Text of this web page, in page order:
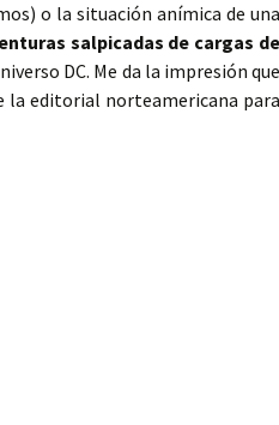
o la situación anímica de una
salpicadas de cargas de
DC. Me da la impresión que
la editorial norteamericana para